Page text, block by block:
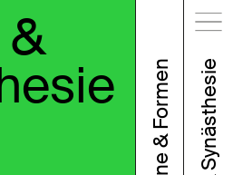
Töne & Formen